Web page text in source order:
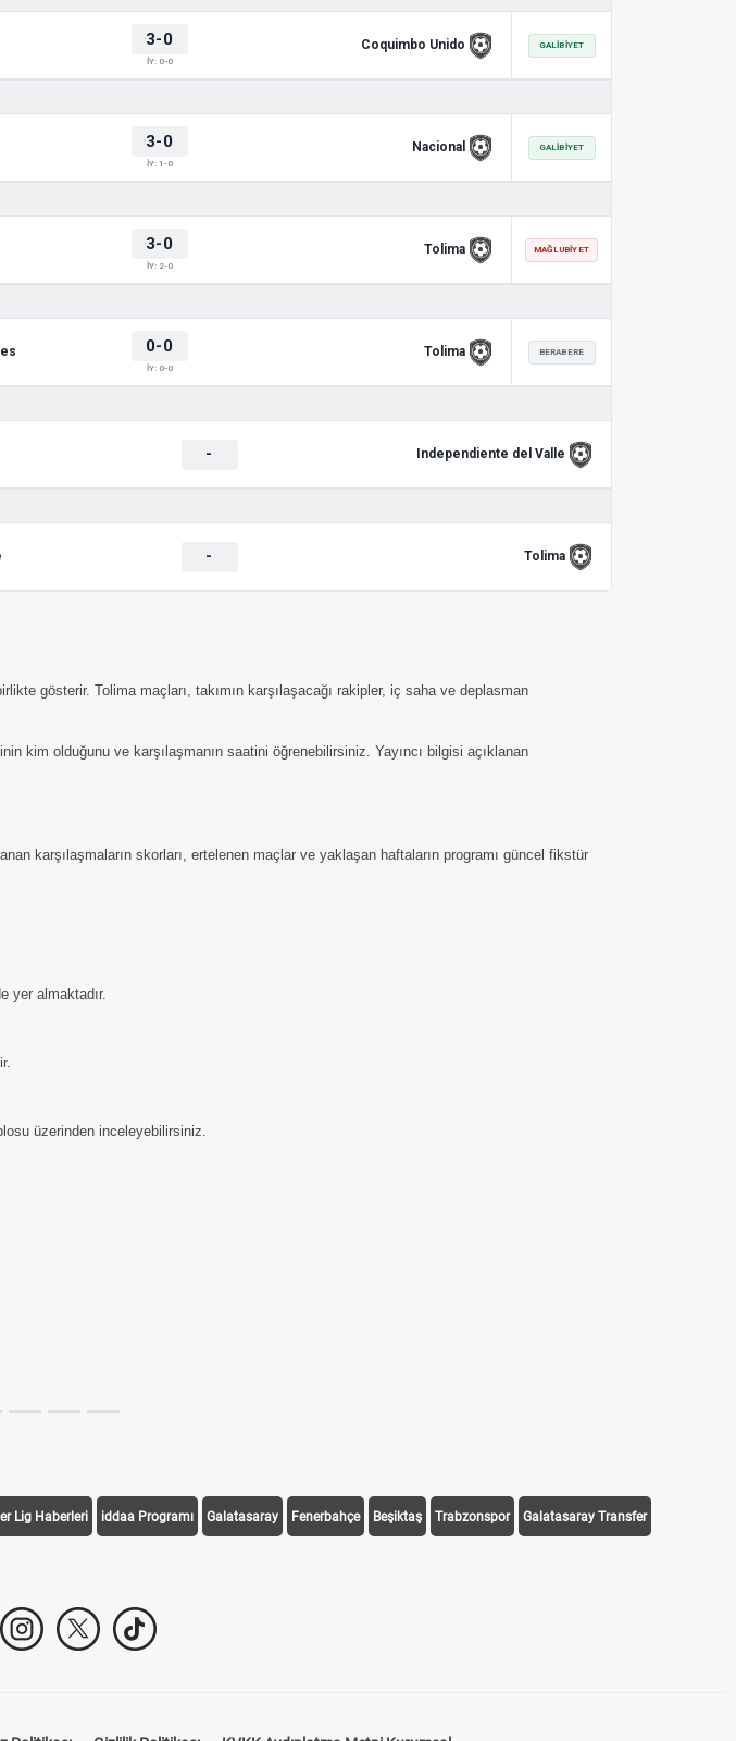
3-0
İY: 0-0
Coquimbo Unido GALIBIYET
3-0
İY: 1-0
Nacional GALIBIYET
3-0
İY: 2-0
Tolima MAĞLUBIYET
0-0
İY: 0-0
Tolima BERABERE
- Independiente del Valle
- Tolima
gösterir. Tolima maçları, takımın karşılaşacağı rakipler, iç saha ve deplasman
kim olduğunu ve karşılaşmanın saatini öğrenebilirsiniz. Yayıncı bilgisi açıklanan
karşılaşmaların skorları, ertelenen maçlar ve yaklaşan haftaların programı güncel fikstür
yer almaktadır.
üzerinden inceleyebilirsiniz.
Lig Haberleri iddaa Programı Galatasaray Fenerbahçe Beşiktaş Trabzonspor Galatasaray Transfer